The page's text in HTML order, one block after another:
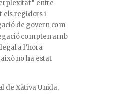
entre
els regidors i
de govern com
compten amb
a l’hora
no ha estat
de Xàtiva Unida,